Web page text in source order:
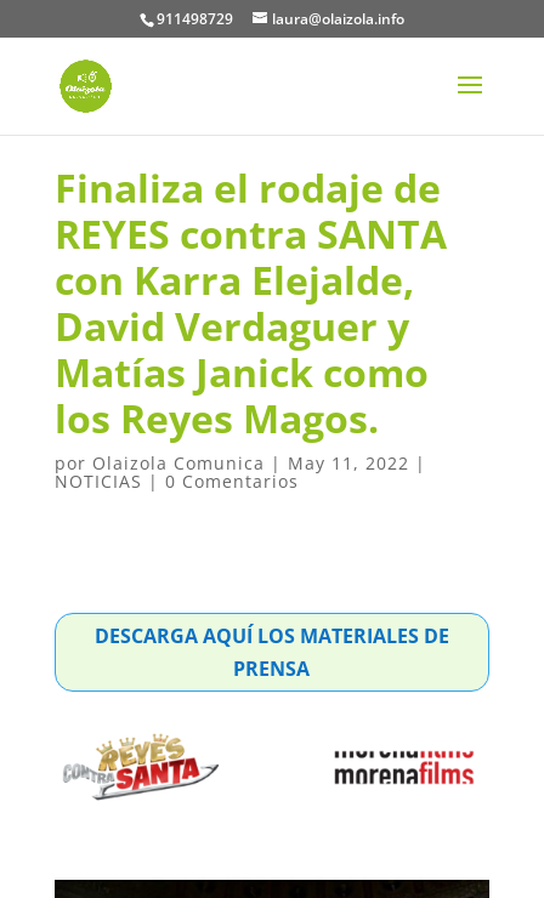
911498729 laura@olaizola.info
Finaliza el rodaje de
REYES contra SANTA
con Karra Elejalde,
David Verdaguer y
Matías Janick como
los Reyes Magos.
por Olaizola Comunica | May 11, 2022 |
NOTICIAS | 0 Comentarios
DESCARGA AQUÍ LOS MATERIALES DE
PRENSA